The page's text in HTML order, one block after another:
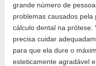
grande número de
problemas causados
cálculo dental na prótese.
precisa cuidar
para que ela dure o
esteticamente agradável